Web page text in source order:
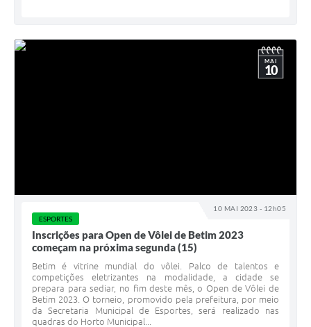
10 MAI 2023 - 12h05
MAI
10
ESPORTES
Inscrições para Open de Vôlei de Betim 2023
começam na próxima segunda (15)
Betim é vitrine mundial do vôlei. Palco de talentos e
competições eletrizantes na modalidade, a cidade se
prepara para sediar, no fim deste mês, o Open de Vôlei de
Betim 2023. O torneio, promovido pela prefeitura, por meio
da Secretaria Municipal de Esportes, será realizado nas
quadras do Horto Municipal...